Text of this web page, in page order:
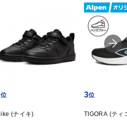
(ナイキ)
3
TIGORA (ティ